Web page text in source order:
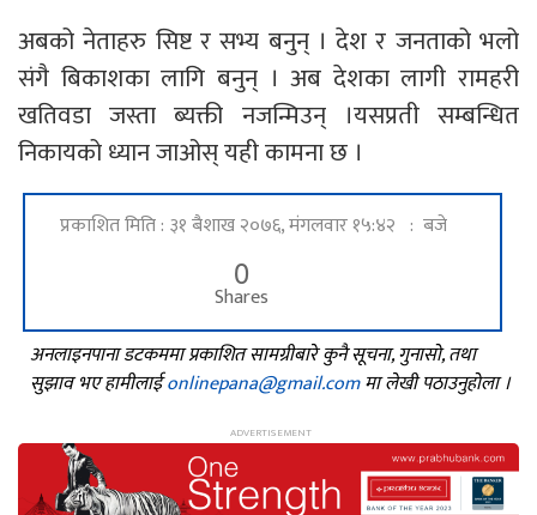
अबको नेताहरु सिष्ट र सभ्य बनुन् । देश र जनताको भलो
संगै बिकाशका लागि बनुन् । अब देशका लागी रामहरी
खतिवडा जस्ता ब्यक्ती नजन्मिउन् ।यसप्रती सम्बन्धित
निकायको ध्यान जाओस् यही कामना छ ।
प्रकाशित मिति : ३१ बैशाख २०७६, मंगलवार १५:४२ : बजे
0
Shares
अनलाइनपाना डटकममा प्रकाशित सामग्रीबारे कुनै सूचना, गुनासो, तथा
सुझाव भए हामीलाईonlinepana@gmail.comमा लेखी पठाउनुहोला ।